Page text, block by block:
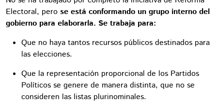
Electoral, pero se está conformando un grupo interno del
gobierno para elaborarla. Se trabaja para:
Que no haya tantos recursos públicos destinados para
las elecciones.
Que la representación proporcional de los Partidos
Políticos se genere de manera distinta, que no se
consideren las listas plurinominales.